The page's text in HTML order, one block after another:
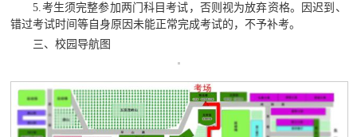
5.考生须完整参加两门科目考试，否则视为放弃资格。因迟到、
错过考试时间等自身原因未能正常完成考试的，不予补考。
三、校园导航图